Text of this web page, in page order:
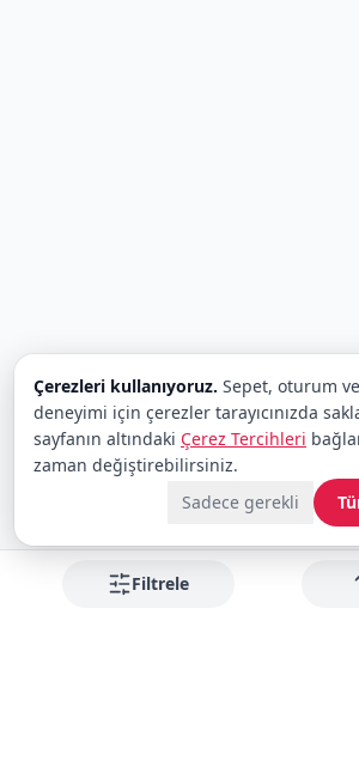
Filtrele
Çerezleri kullanıyoruz. Sepet, oturum
deneyimi için çerezler tarayıcınızda
sayfanın altındaki Çerez Tercihleri
zaman değiştirebilirsiniz.
Sadece gerekli